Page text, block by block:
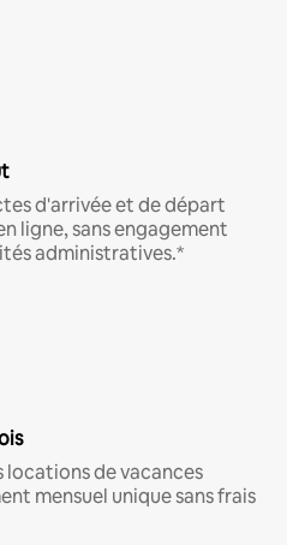
d'arrivée et de départ
ligne, sans engagement
administratives.*
locations de vacances
mensuel unique sans frais